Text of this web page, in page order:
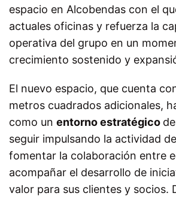
espacio en Alcobendas con el
actuales oficinas y refuerza la
operativa del grupo en un
crecimiento sostenido y
El nuevo espacio, que cuenta
metros cuadrados adicionales,
como un entorno estratégico
seguir impulsando la actividad
fomentar la colaboración entre
acompañar el desarrollo de
valor para sus clientes y socios.